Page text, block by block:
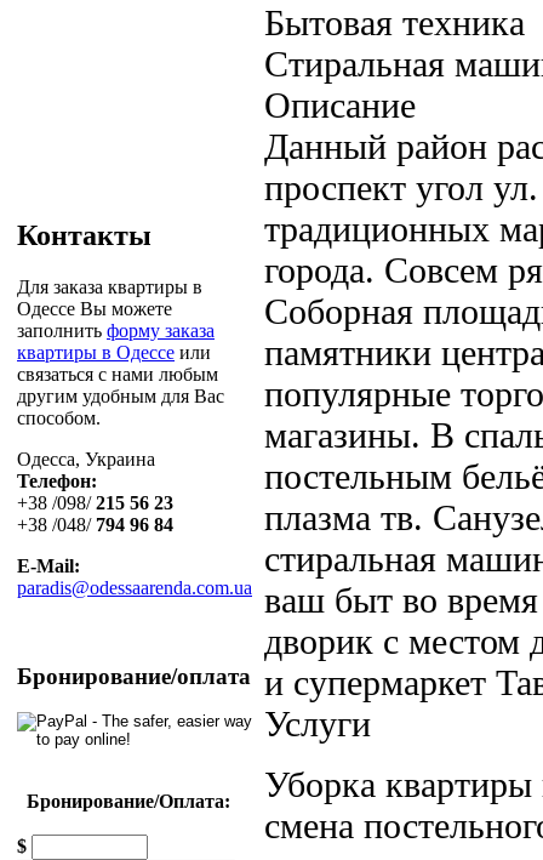
Контакты
Для заказа квартиры в
Одессе Вы можете
заполнить форму заказа
квартиры в Одессе или
связаться с нами любым
другим удобным для Вас
способом.
Одесса, Украина
Телефон:
+38 /098/215 56 23
+38 /048/ 794 96 84
E-Mail:
paradis@odessaarenda.com.ua
Бронирование/оплата
Бронирование/Оплата:
$
Бытовая техника
Стиральная
Описание
Данный район
проспект угол
традиционных
города. Совсем
Соборная
памятники
популярные
магазины. В
постельным
плазма тв.
стиральная
ваш быт во
дворик с
и супермаркет
Услуги
Уборка квартиры
смена